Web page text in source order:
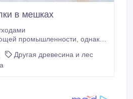
в мешках
промышленности, однако
Другая древесина и лес